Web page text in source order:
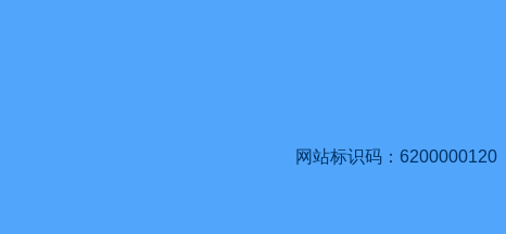
网站标识码：6200000120